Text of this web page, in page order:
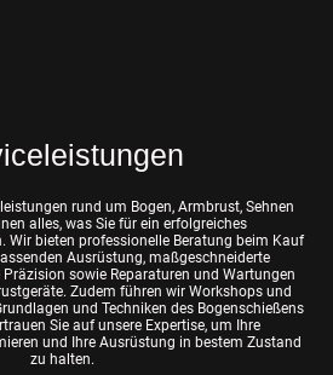
rund um Bogen, Armbrust, Sehnen
alles, was Sie für ein erfolgreiches
Wir bieten professionelle Beratung beim Kauf
Ausrüstung, maßgeschneiderte
sowie Reparaturen und Wartungen
Zudem führen wir Workshops und
und Techniken des Bogenschießens
Sie auf unsere Expertise, um Ihre
und Ihre Ausrüstung in bestem Zustand
zu halten.